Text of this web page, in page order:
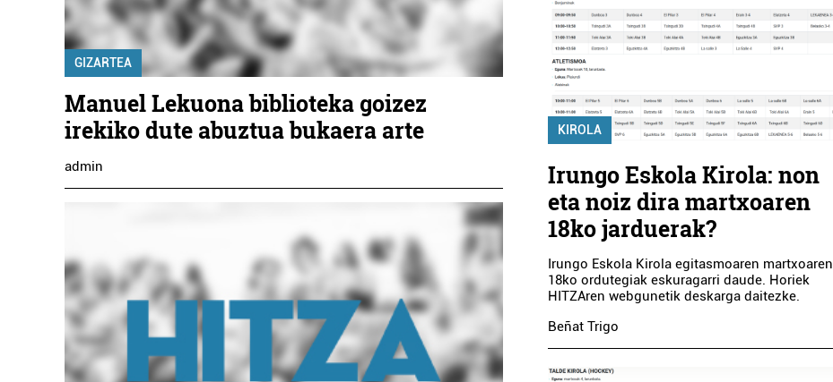
GIZARTEA
Manuel Lekuona biblioteka goizez
irekiko dute abuztua bukaera arte
admin
KIROLA
Irungo Eskola Kirola: non
eta noiz dira martxoaren
18ko jarduerak?
Irungo Eskola Kirola egitasmoaren martxoaren
18ko ordutegiak eskuragarri daude. Horiek
HITZAren webgunetik deskarga daitezke.
Beñat Trigo